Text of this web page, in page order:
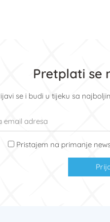
Pretplati se
se i budi u tijeku sa
Pristajem na primanje